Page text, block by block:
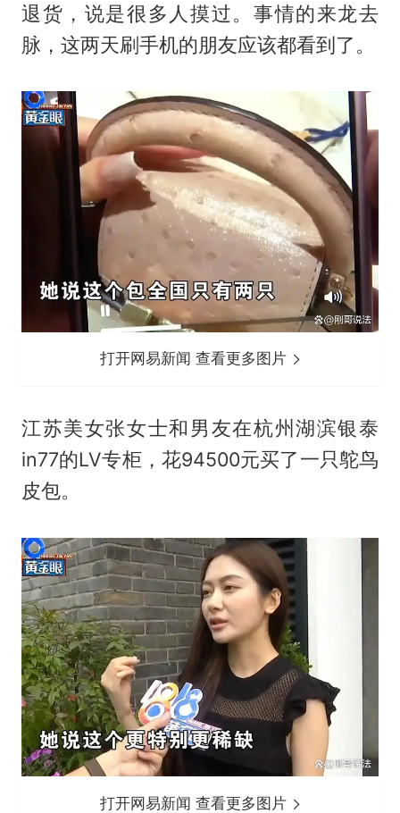
退货，说是很多人摸过。事情的来龙去
脉，这两天刷手机的朋友应该都看到了。
打开网易新闻 查看更多图片
江苏美女张女士和男友在杭州湖滨银泰
in77的LV专柜，花94500元买了一只鸵鸟
皮包。
打开网易新闻 查看更多图片